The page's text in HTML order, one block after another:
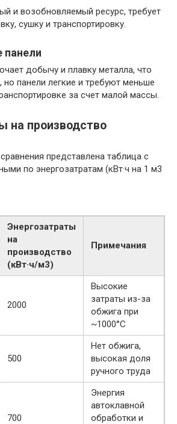
и возобновляемый ресурс, требует
сушку и транспортировку.
панели
добычу и плавку металла, что
но панели легкие и требуют меньше
за счет малой массы.
на производство
представлена таблица с
по энергозатратам (кВт·ч на 1 м3
Энергозатраты
на
производство
(кВт·ч/м3)
Примечания
2000
Высокие
затраты из-за
обжига при
~1000°C
500
Нет обжига,
высокая доля
ручного труда
700
Энергия
автоклавной
обработки и